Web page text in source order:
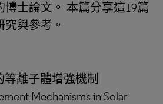
士論文。 本篇分享這19篇
與參考。
離子體增強機制
Mechanisms in Solar